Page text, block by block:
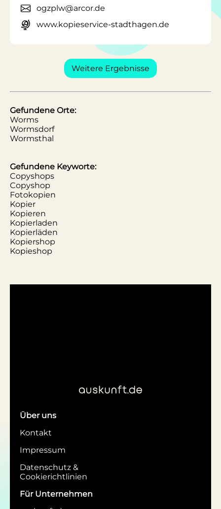
ogzplw@arcor.de
www.kopieservice-stadthagen.de
Weitere Ergebnisse
Gefundene Orte:
Worms
Wormsdorf
Wormsthal
Gefundene Keyworte:
Copyshops
Copyshop
Fotokopien
Kopier
Kopieren
Kopierladen
Kopierläden
Kopiershop
Kopieshop
Über uns
Kontakt
Impressum
Datenschutz &
Cookierichtlinien
Für Unternehmen